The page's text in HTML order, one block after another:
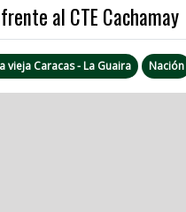
al CTE Cachamay
vieja Caracas - La Guaira Nación